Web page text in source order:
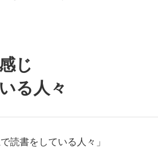
じ
る人々
読書をしている人々」